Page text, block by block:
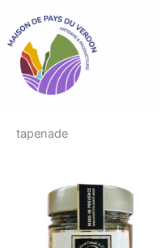
contenu
tapenade